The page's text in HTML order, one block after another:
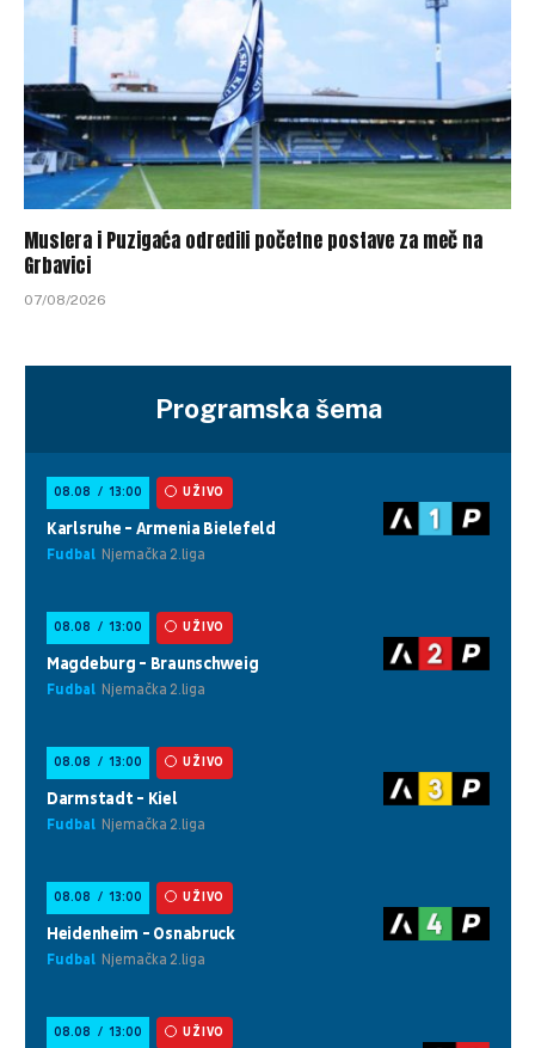
Muslera i Puzigaća odredili početne postave za meč na
Grbavici
07/08/2026
Programska šema